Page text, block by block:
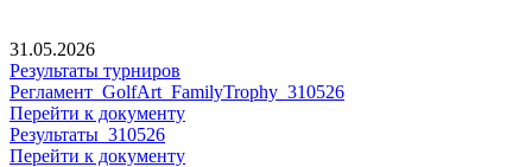
31.05.2026
Результаты турниров
Регламент_GolfArt_FamilyTrophy_310526
Перейти к документу
Результаты_310526
Перейти к документу